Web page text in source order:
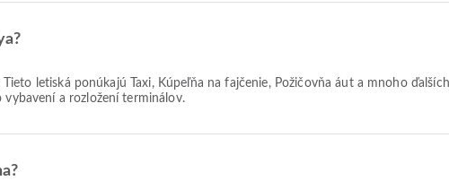
letiská ponúkajú Taxi, Kúpeľňa na fajčenie, Požičovňa áut a mnoho
a rozložení terminálov.